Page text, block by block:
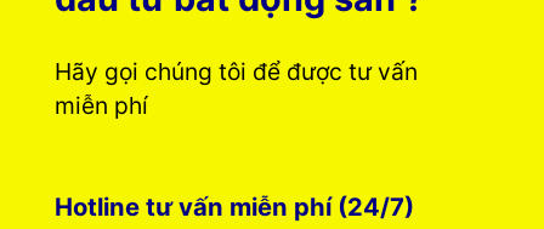
Hãy gọi chúng tôi để được tư vấn
miễn phí
Hotline tư vấn miễn phí (24/7)